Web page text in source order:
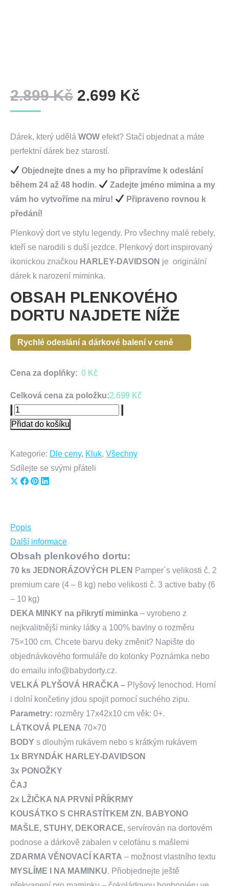
2.899Kč Původní
byla:
2.899 Kč.
2.699 Kč
je:
Dárek, který udělá WOW efekt? Stačí objednat a máte
perfektní dárek bez starostí.
Objednejte dnes a my ho připravíme k odeslání
během 24 až 48 hodin.
Zadejte jméno mimina a my
vám ho vytvoříme na míru!
Připraveno rovnou k
předání!
Plenkový dort ve stylu legendy. Pro všechny malé rebely,
kteří se narodili s duší jezdce. Plenkový dort inspirovaný
ikonickou značkou HARLEY-DAVIDSON je originální
dárek k narození miminka.
OBSAH PLENKOVÉHO
DORTU NAJDETE NÍŽE
Rychlé odeslání a dárkové balení v ceně
Cena za doplňky: 0 Kč
Celková cena za položku:2.699 Kč
BabyDort
třípatrový
dort
pro
miminko
s
plyšovou
hračkou
42
cm!
množství
Přidat do košíku
Kategorie: Dle ceny, Kluk, Všechny
Sdílejte se svými přáteli
Share
ShareShare
Popis
Další informace
Obsah plenkového dortu:
70 ks JEDNORÁZOVÝCH PLEN Pamper´s velikosti č. 2
premium care (4 – 8 kg) nebo velikosti č. 3 active baby (6
– 10 kg)
DEKA MINKY na přikrytí miminka – vyrobeno z
nejkvalitnější minky látky a 100% bavlny o rozměru
75×100 cm. Chcete barvu deky změnit? Napište do
objednávkového formuláře do kolonky Poznámka nebo
do emailu info@babydorty.cz.
VELKÁ PLYŠOVÁ HRAČKA – Plyšový lenochod. Horní
i dolní končetiny jdou spojit pomocí suchého zipu.
Parametry: rozměry 17x42x10 cm věk: 0+.
LÁTKOVÁ PLENA 70×70
BODY s dlouhým rukávem nebo s krátkým rukávem
1x BRYNDÁK HARLEY-DAVIDSON
3x PONOŽKY
ČAJ
2x LŽIČKA NA PRVNÍ PŘÍKRMY
KOUSÁTKO S CHRASTÍTKEM ZN. BABYONO
MAŠLE, STUHY, DEKORACE, servírován na dortovém
podnose a dárkově zabalen v celofánu s mašlemi
ZDARMA VĚNOVACÍ KARTA – možnost vlastního textu
MYSLÍME I NA MAMINKU. Přiobjednejte ještě